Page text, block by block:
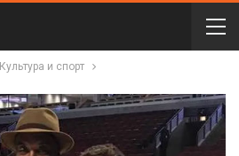
Культура и спорт